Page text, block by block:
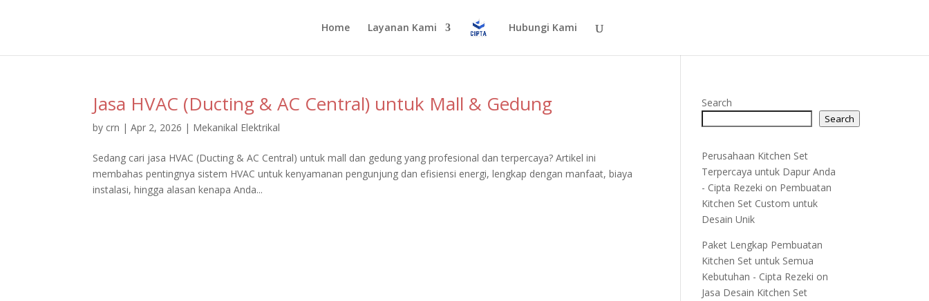
Home Layanan Kami Hubungi Kami
Jasa HVAC (Ducting & AC Central) untuk Mall & Gedung
by crn |Apr 2, 2026 | Mekanikal Elektrikal
Sedang cari jasa HVAC (Ducting & AC Central) untuk mall dan gedung yang profesional dan terpercaya? Artikel ini
membahas pentingnya sistem HVAC untuk kenyamanan pengunjung dan efisiensi energi, lengkap dengan manfaat, biaya
instalasi, hingga alasan kenapa Anda...
Search
Search
Perusahaan Kitchen Set
Terpercaya untuk Dapur Anda
- Cipta Rezeki on Pembuatan
Kitchen Set Custom untuk
Desain Unik
Paket Lengkap Pembuatan
Kitchen Set untuk Semua
Kebutuhan - Cipta Rezeki on
Jasa Desain Kitchen Set